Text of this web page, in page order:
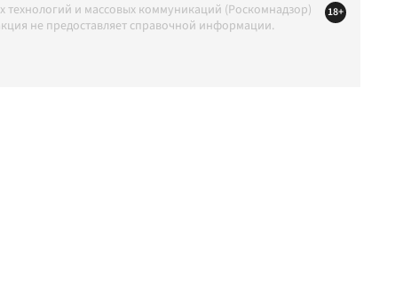
и массовых коммуникаций (Роскомнадзор)
не предоставляет справочной информации.
18+